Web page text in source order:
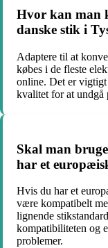
Hvor kan man
danske stik i
Adaptere til at
købes i de fleste
online. Det er
kvalitet for at undgå
Skal man
har et
Hvis du har et
være kompatibelt
lignende
kompatibiliteten og
problemer.